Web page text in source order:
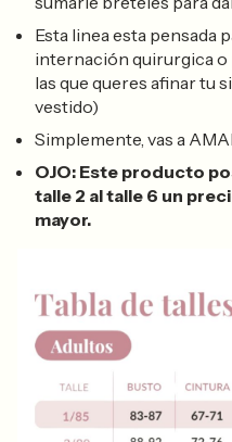
Esta linea esta pensada
internación quirurgica o
las que queres afinar tu
vestido)
Simplemente, vas a
OJO: Este producto
talle 2 al talle 6 un
mayor.